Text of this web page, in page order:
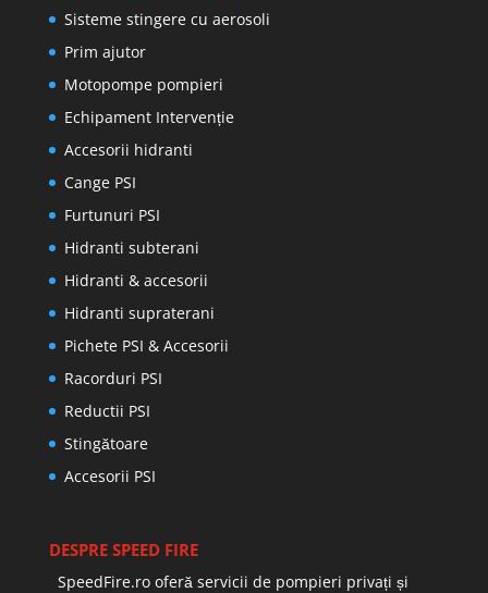
Sisteme stingere cu aerosoli
Prim ajutor
Motopompe pompieri
Echipament Intervenție
Accesorii hidranti
Cange PSI
Furtunuri PSI
Hidranti subterani
Hidranti & accesorii
Hidranti supraterani
Pichete PSI & Accesorii
Racorduri PSI
Reductii PSI
Stingătoare
Accesorii PSI
DESPRE SPEED FIRE
SpeedFire.ro oferă servicii de pompieri privați și